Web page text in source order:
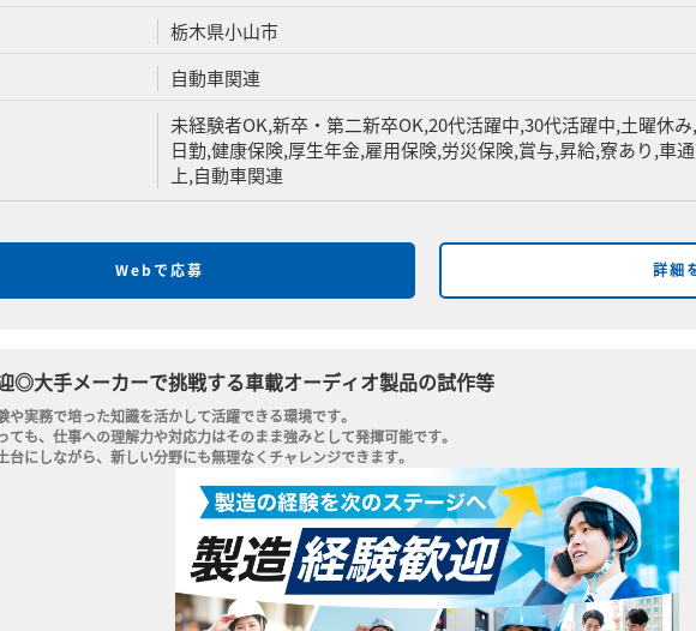
栃木県小山市
自動車関連
未経験者OK,新卒・第二新卒OK,20代活躍中,30代活躍中,土曜休
日勤,健康保険,厚生年金,雇用保険,労災保険,賞与,昇給,寮あり,車
上,自動車関連
Webで応募 詳細
◎大手メーカーで挑戦する車載オーディオ製品の試作等
や実務で培った知識を活かして活躍できる環境です。
ても、仕事への理解力や対応力はそのまま強みとして発揮可能です。
台にしながら、新しい分野にも無理なくチャレンジできます。